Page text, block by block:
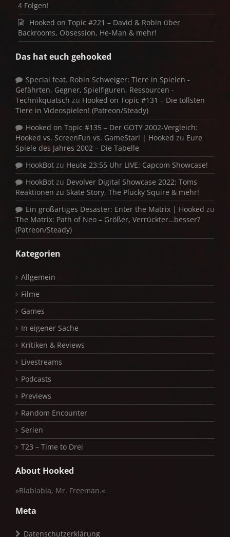
4 Folgen!
Hooked on Topic #221 – David & Robin über
Backrooms, Obsession, He-Man & mehr!
Das hat euch gehooked
Special feat. Robin Schweiger: Tiere in Spielen -
Gefährten, Gegner, Spielfiguren, Ressourcen -
Technikquatsch zu Hooked on Topic #131 – Die tollsten
Tiere in Videospielen! (Patreon/Steady)
Hooked on Topic #135 – Der GOTY 2002-Vergleich:
Hooked vs. ScreenFun vs. GameStar! | Hooked zu Eure
Spiele des Jahres 2002 – Die Tabelle
HookBot zu Heute 23:55 Uhr LIVE: Capcom Showcase!
HookBot zu Devolver Digital Showcase 2022: Toms
Reaktionen zu Skate Story, The Plucky Squire & mehr!
Ein großartiges Desaster: Enter the Matrix | Hooked zu
The Matrix: Path of Neo – Größer, Verrückter…besser?
(Patreon/Steady)
Kategorien
Allgemein
Filme
Games
In eigener Sache
Kritiken & Reviews
Livestreams
Podcasts
Previews
Random Encounter
Serien
T23 – Time to Drei
About Hooked
»Blablabla, Mr. Freeman.«
Meta
Datenschutzerklärung